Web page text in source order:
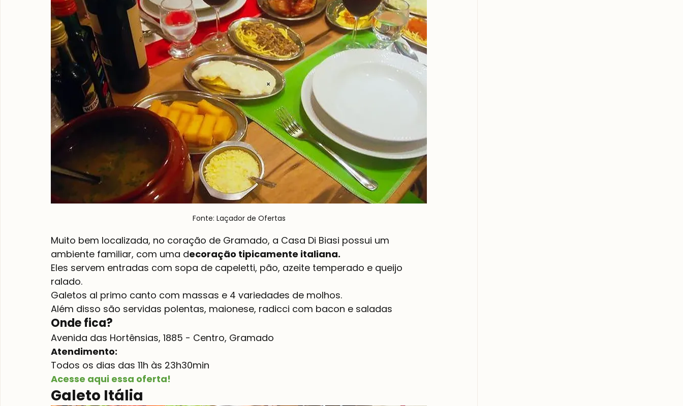
Fonte: Laçador de Ofertas
Muito bem localizada, no coração de Gramado, a Casa Di Biasi possui um
ambiente familiar, com uma decoração tipicamente italiana.
Eles servem entradas com sopa de capeletti, pão, azeite temperado e queijo
ralado.
Galetos al primo canto com massas e 4 variedades de molhos.
Além disso são servidas polentas, maionese, radicci com bacon e saladas
Onde fica?
Avenida das Hortênsias, 1885 - Centro, Gramado
Atendimento:
Todos os dias das 11h às 23h30min
Acesse aqui essa oferta!
Galeto Itália